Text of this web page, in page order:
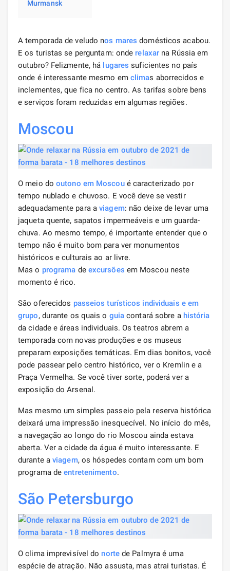
Murmansk
A temporada de veludo nos mares domésticos acabou.
E os turistas se perguntam: onde relaxar na Rússia em
outubro? Felizmente, há lugares suficientes no país
onde é interessante mesmo em climas aborrecidos e
inclementes, que fica no centro. As tarifas sobre bens
e serviços foram reduzidas em algumas regiões.
Moscou
O meio do outono em Moscoué caracterizado por
tempo nublado e chuvoso. E você deve se vestir
adequadamente para aviagem: não deixe de levar uma
jaqueta quente, sapatos impermeáveis ​​e um guarda-
chuva. Ao mesmo tempo, é importante entender que o
tempo não é muito bom para ver monumentos
históricos e culturais ao ar livre.
Mas o programa de excursões em Moscou neste
momento é rico.
São oferecidos passeios turísticos individuais e em
grupo, durante os quais o guia contará sobre a história
da cidade e áreas individuais. Os teatros abrem a
temporada com novas produções e os museus
preparam exposições temáticas. Em dias bonitos, você
pode passear pelo centro histórico, ver o Kremlin e a
Praça Vermelha. Se você tiver sorte, poderá ver a
exposição do Arsenal.
Mas mesmo um simples passeio pela reserva histórica
deixará uma impressão inesquecível. No início do mês,
a navegação ao longo do rio Moscou ainda estava
aberta. Ver a cidade da água é muito interessante. E
durante a viagem, os hóspedes contam com um bom
programa deentretenimento.
São Petersburgo
O clima imprevisível do nortede Palmyra é uma
espécie de atração. Não assusta, mas atrai turistas. É